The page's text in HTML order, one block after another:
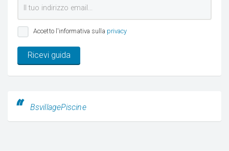
Accetto l'informativa sulla privacy
Ricevi guida
BsvillagePiscine